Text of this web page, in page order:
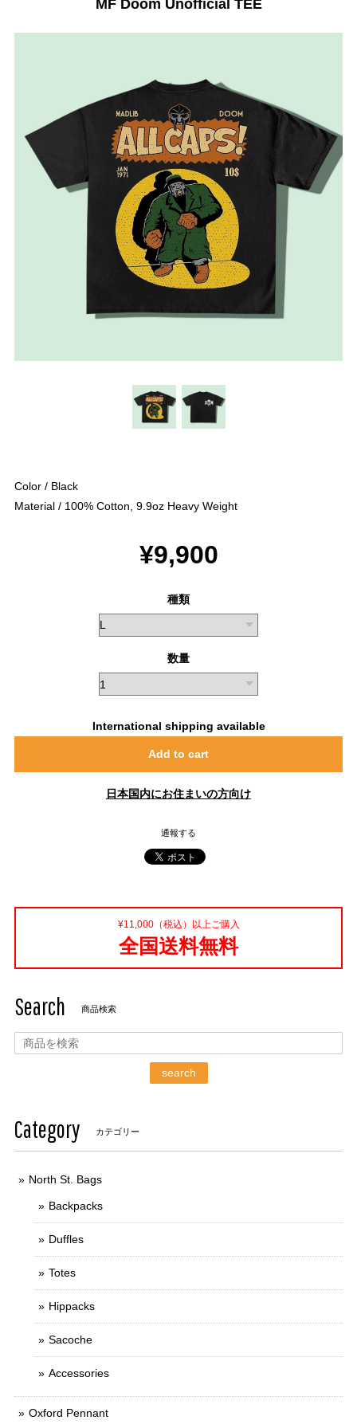
MF Doom Unofficial TEE
Color / Black
Material / 100% Cotton, 9.9oz Heavy Weight
¥9,900
種類
数量
International shipping available
Add to cart
日本国内にお住まいの方向け
通報する
¥11,000（税込）以上ご購入
全国送料無料
Search 商品検索
search
Category カテゴリー
North St. Bags
Backpacks
Duffles
Totes
Hippacks
Sacoche
Accessories
Oxford Pennant